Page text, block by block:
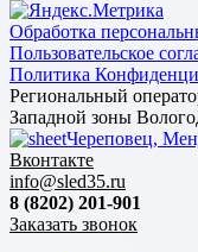
Обработка
Пользовательское
Политика
Региональный
Западной зоны
Череповец,
Вконтакте
info@sled35.ru
8 (8202) 201-901
Заказать звонок